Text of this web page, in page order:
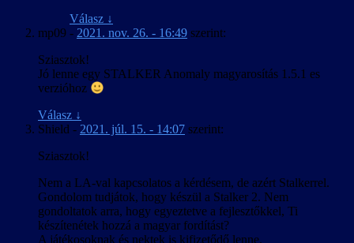
Válasz ↓
mp09 - 2021. nov. 26. - 16:49 szerint:
Sziasztok!
Jó lenne egy STALKER Anomaly magyarosítás 1.5.1 es
verzióhoz
Válasz ↓
Shield - 2021. júl. 15. - 14:07 szerint:
Sziasztok!
Nem a LA-val kapcsolatos a kérdésem, de azért Stalkerrel.
Gondolom tudjátok, hogy készül a Stalker 2. Nem
gondoltatok arra, hogy egyeztetve a fejlesztőkkel, Ti
készítenétek hozzá a magyar fordítást?
A játékosoknak és nektek is kifizetődő lenne.